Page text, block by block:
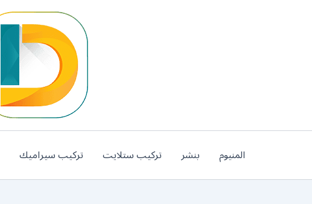
المنيوم بنشر تركيب ستلايت تركيب سيراميك